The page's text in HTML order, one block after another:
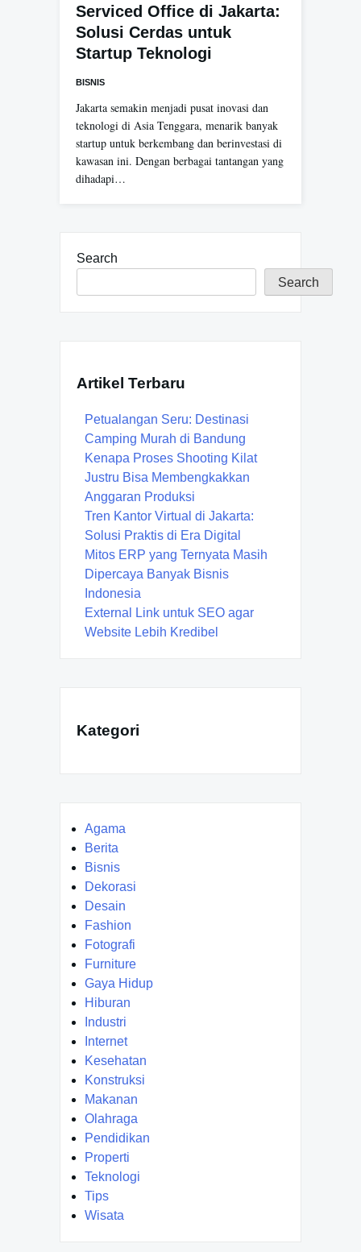
Serviced Office di Jakarta:
Solusi Cerdas untuk
Startup Teknologi
BISNIS
Jakarta semakin menjadi pusat inovasi dan
teknologi di Asia Tenggara, menarik banyak
startup untuk berkembang dan berinvestasi di
kawasan ini. Dengan berbagai tantangan yang
dihadapi…
Search
Search
Artikel Terbaru
Petualangan Seru: Destinasi
Camping Murah di Bandung
Kenapa Proses Shooting Kilat
Justru Bisa Membengkakkan
Anggaran Produksi
Tren Kantor Virtual di Jakarta:
Solusi Praktis di Era Digital
Mitos ERP yang Ternyata Masih
Dipercaya Banyak Bisnis
Indonesia
External Link untuk SEO agar
Website Lebih Kredibel
Kategori
Agama
Berita
Bisnis
Dekorasi
Desain
Fashion
Fotografi
Furniture
Gaya Hidup
Hiburan
Industri
Internet
Kesehatan
Konstruksi
Makanan
Olahraga
Pendidikan
Properti
Teknologi
Tips
Wisata